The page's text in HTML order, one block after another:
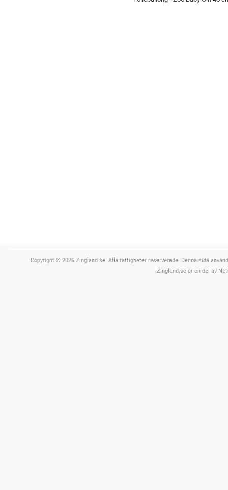
Copyright © 2026 Zingland.se. Alla rättigheter reserverade. Denna sida
Zingland.se är en del av